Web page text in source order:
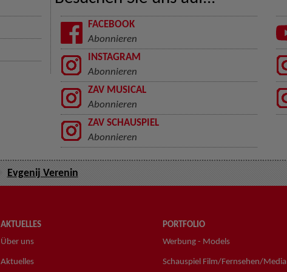
FACEBOOK
Abonnieren
INSTAGRAM
Abonnieren
ZAV MUSICAL
Abonnieren
ZAV SCHAUSPIEL
Abonnieren
Evgenij Verenin
AKTUELLES
Über uns
Aktuelles
PORTFOLIO
Werbung - Models
Schauspiel Film/Fernsehen/Media